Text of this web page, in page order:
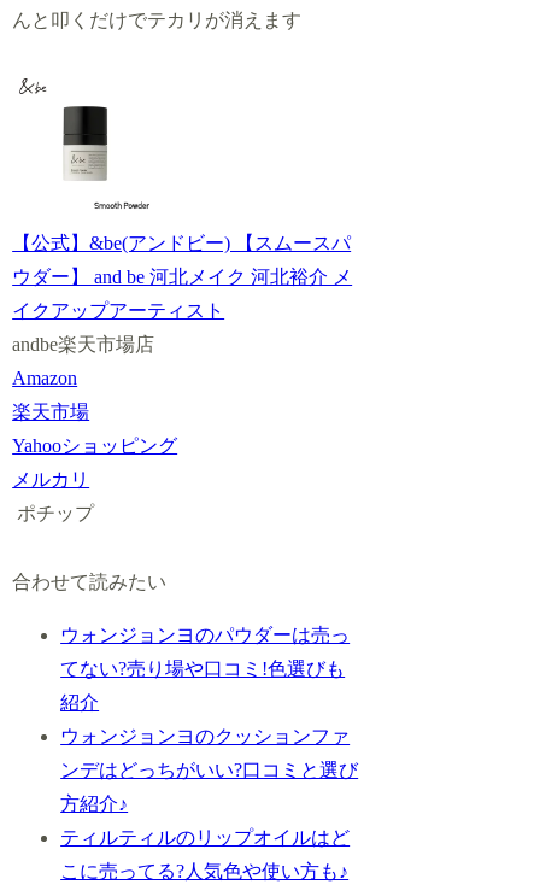
んと叩くだけでテカリが消えます
【公式】&be(アンドビー) 【スムースパ
ウダー】 and be 河北メイク 河北裕介 メ
イクアップアーティスト
andbe楽天市場店
Amazon
楽天市場
Yahooショッピング
メルカリ
ポチップ
合わせて読みたい
ウォンジョンヨのパウダーは売っ
てない?売り場や口コミ!色選びも
紹介
ウォンジョンヨのクッションファ
ンデはどっちがいい?口コミと選び
方紹介♪
ティルティルのリップオイルはど
こに売ってる?人気色や使い方も♪